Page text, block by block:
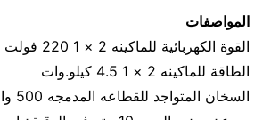
المواصفات
القوة الكهربائية للماكينه 2 × 1 220 فولت / 50-60 هرتز
الطاقة للماكينه 2 × 1 4.5 كيلو.وات
السخان المتواجد للقطاعه المدمجه 500 وات